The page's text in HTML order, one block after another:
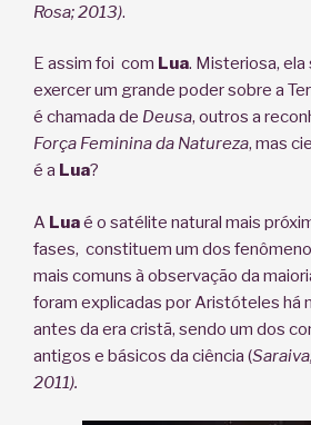
Rosa; 2013).
E assim foi com Lua. Misteriosa, ela
exercer um grande poder sobre a
é chamada de Deusa, outros a
Força Feminina da Natureza, mas
é a Lua?
A Luaé o satélite natural mais
fases, constituem um dos
mais comuns à observação da
foram explicadas por Aristóteles há
antes da era cristã, sendo um dos
antigos e básicos da ciência (
2011).